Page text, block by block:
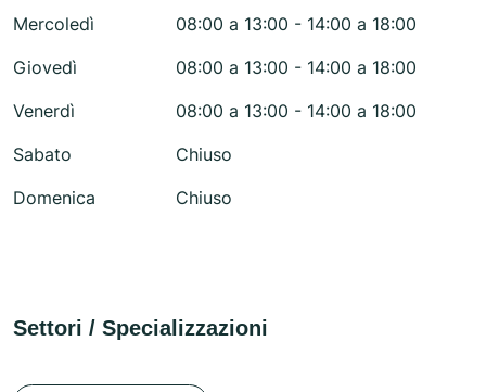
Mercoledì
08:00 a 13:00 - 14:00 a 18:00
Giovedì
08:00 a 13:00 - 14:00 a 18:00
Venerdì
08:00 a 13:00 - 14:00 a 18:00
Sabato
Chiuso
Domenica
Chiuso
Settori / Specializzazioni